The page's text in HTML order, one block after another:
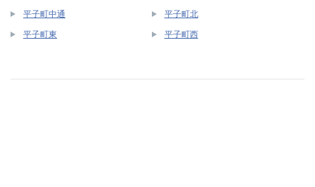
平子町中通 平子町北
平子町東 平子町西